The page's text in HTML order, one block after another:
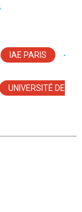
IAE PARIS
-
UNIVERSITÉ DE